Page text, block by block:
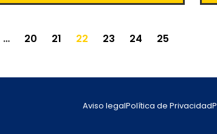
… 20 21 22 23 24 25
Aviso legalPolítica de Privacidad